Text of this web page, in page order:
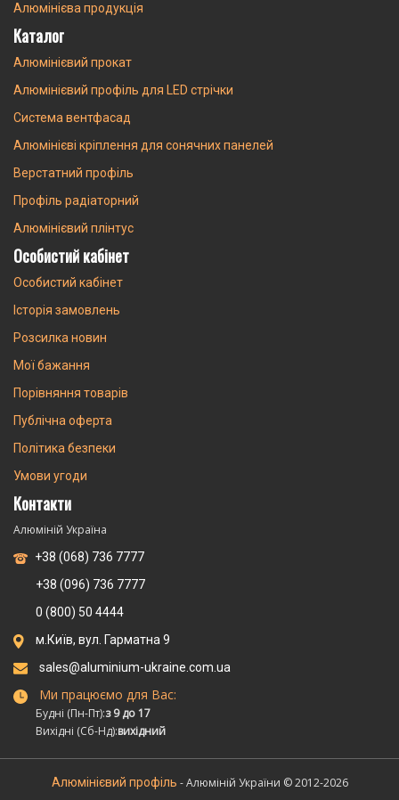
Алюмінієва продукція
Каталог
Алюмінієвий прокат
Алюмінієвий профіль для LED стрічки
Система вентфасад
Алюмінієві кріплення для сонячних панелей
Верстатний профіль
Профіль радіаторний
Алюмінієвий плінтус
Особистий кабінет
Особистий кабінет
Історія замовлень
Розсилка новин
Мої бажання
Порівняння товарів
Публічна оферта
Політика безпеки
Умови угоди
Контакти
Алюміній Україна
+38 (068) 736 7777
+38 (096) 736 7777
0 (800) 50 4444
м.Київ, вул. Гарматна 9
sales@aluminium-ukraine.com.ua
Ми працюємо для Вас:
Будні (Пн-Пт):з 9 до 17
Вихідні (Сб-Нд):вихідний
Алюмінієвий профіль - Алюміній України © 2012-2026